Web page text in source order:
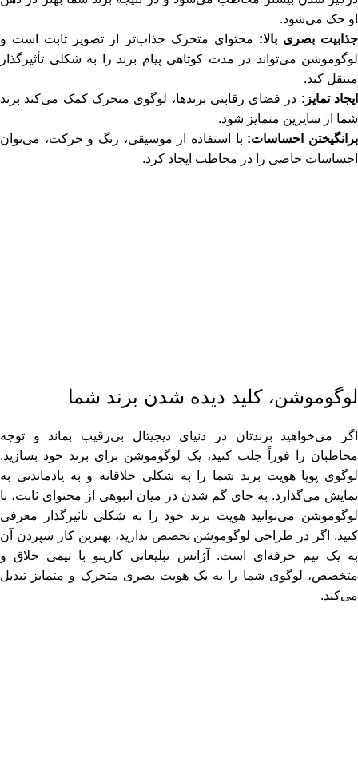
او حک می‌شود.
جذابیت بصری بالا: محتوای متحرک جذاب‌تر از تصویر ثابت است و
لوگوموشن می‌تواند در مدت کوتاهی پیام برند را به شکلی تأثیرگذار
منتقل کند.
ایجاد تمایز: در فضای رقابتی برندها، لوگوی متحرک کمک می‌کند برند
شما از سایرین متمایز شود.
برانگیختن احساسات: با استفاده از موسیقی، رنگ و حرکت، می‌توان
احساسات خاصی را در مخاطب ایجاد کرد.
لوگوموشن، کلید دیده شدن برند شما
اگر می‌خواهید برندتان در دنیای دیجیتال بی‌رقیب بماند و توجه
مخاطبان را فوراً جلب کنید، یک لوگوموشن برای برند خود بسازید.
لوگوی پویا هویت برند شما را به ‌شکلی خلاقانه و به ‌یادماندنی به
نمایش می‌گذارد. به ‌جای گم شدن در میان انبوهی از محتوای ثابت، با
لوگوموشن می‌توانید هویت برند خود را به‌ شکلی تاثیرگذار معرفی
کنید. اگر در طراحی لوگوموشن تخصص ندارید، بهترین کار سپردن آن
به یک تیم حرفه‌ای است. آژانس تبلیغاتی کارینو با تیمی خلاق و
متخصص، لوگوی شما را به یک هویت بصری متحرک و متمایز تبدیل
می‌کند.